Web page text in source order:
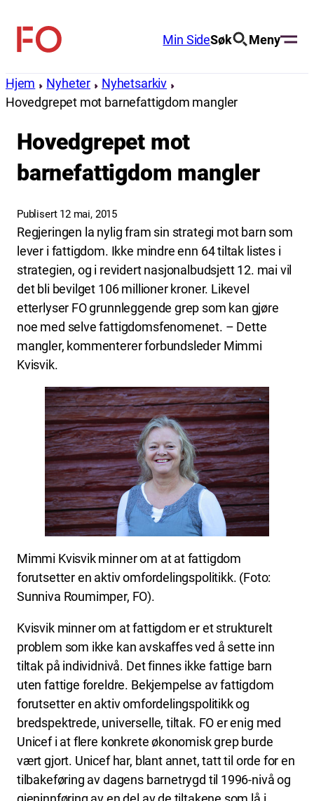
innhold
FO
Min SideSøk Meny
Hjem Nyheter
Nyhetsarkiv
Hovedgrepet mot barnefattigdom mangler
Hovedgrepet mot
barnefattigdom mangler
Publisert 12 mai, 2015
Regjeringen la nylig fram sin strategi mot barn som
lever i fattigdom. Ikke mindre enn 64 tiltak listes i
strategien, og i revidert nasjonalbudsjett 12. mai vil
det bli bevilget 106 millioner kroner. Likevel
etterlyser FO grunnleggende grep som kan gjøre
noe med selve fattigdomsfenomenet. – Dette
mangler, kommenterer forbundsleder Mimmi
Kvisvik.
Mimmi Kvisvik minner om at at fattigdom
forutsetter en aktiv omfordelingspolitikk. (Foto:
Sunniva Roumimper, FO).
Kvisvik minner om at fattigdom er et strukturelt
problem som ikke kan avskaffes ved å sette inn
tiltak på individnivå. Det finnes ikke fattige barn
uten fattige foreldre. Bekjempelse av fattigdom
forutsetter en aktiv omfordelingspolitikk og
bredspektrede, universelle, tiltak. FO er enig med
Unicef i at flere konkrete økonomisk grep burde
vært gjort. Unicef har, blant annet, tatt til orde for en
tilbakeføring av dagens barnetrygd til 1996-nivå og